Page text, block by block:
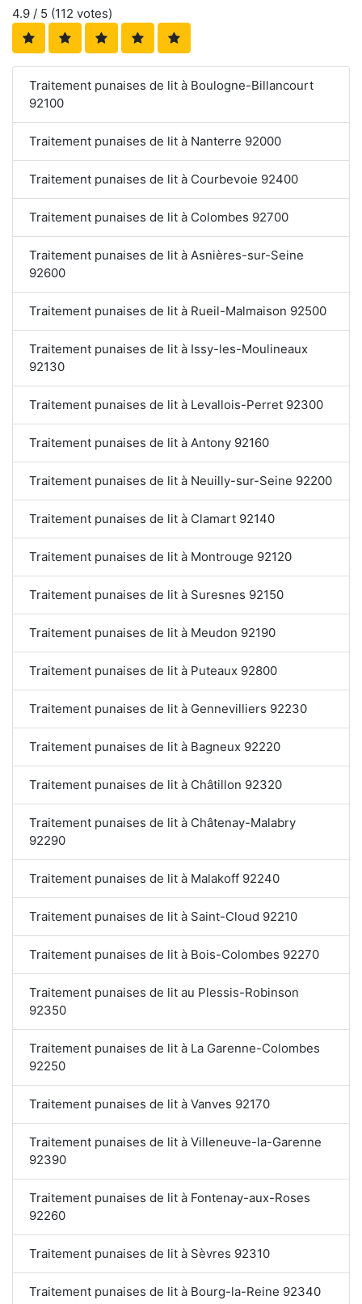
4.9 / 5 (112 votes)
Traitement punaises de lit à Boulogne-Billancourt
92100
Traitement punaises de lit à Nanterre 92000
Traitement punaises de lit à Courbevoie 92400
Traitement punaises de lit à Colombes 92700
Traitement punaises de lit à Asnières-sur-Seine
92600
Traitement punaises de lit à Rueil-Malmaison 92500
Traitement punaises de lit à Issy-les-Moulineaux
92130
Traitement punaises de lit à Levallois-Perret 92300
Traitement punaises de lit à Antony 92160
Traitement punaises de lit à Neuilly-sur-Seine 92200
Traitement punaises de lit à Clamart 92140
Traitement punaises de lit à Montrouge 92120
Traitement punaises de lit à Suresnes 92150
Traitement punaises de lit à Meudon 92190
Traitement punaises de lit à Puteaux 92800
Traitement punaises de lit à Gennevilliers 92230
Traitement punaises de lit à Bagneux 92220
Traitement punaises de lit à Châtillon 92320
Traitement punaises de lit à Châtenay-Malabry
92290
Traitement punaises de lit à Malakoff 92240
Traitement punaises de lit à Saint-Cloud 92210
Traitement punaises de lit à Bois-Colombes 92270
Traitement punaises de lit au Plessis-Robinson
92350
Traitement punaises de lit à La Garenne-Colombes
92250
Traitement punaises de lit à Vanves 92170
Traitement punaises de lit à Villeneuve-la-Garenne
92390
Traitement punaises de lit à Fontenay-aux-Roses
92260
Traitement punaises de lit à Sèvres 92310
Traitement punaises de lit à Bourg-la-Reine 92340